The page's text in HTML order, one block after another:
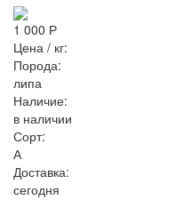
1 000 Р
Цена / кг:
Порода:
липа
Наличие:
в наличии
Сорт:
А
Доставка:
сегодня